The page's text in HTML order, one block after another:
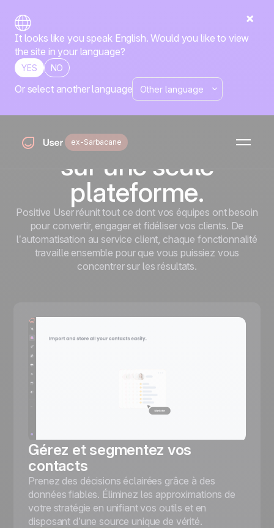
It looks like you speak English. Would you like to view
the site in your language?
YES NO
Or select another language
ex-Sarbacane
Accueil Fonctionnalités
Tout ce dont vos
équipes ont besoin,
sur une seule
plateforme.
Positive User réunit tout ce dont vos équipes ont besoin
pour convertir, engager et fidéliser vos clients. De
l’automatisation au service client, chaque fonctionnalité
travaille ensemble pour que vous puissiez vous
concentrer sur les résultats.
Gérez et segmentez vos
contacts
Prenez des décisions éclairées grâce à des
données fiables. Éliminez les approximations de
votre stratégie en unifiant vos outils et en
disposant d’une source unique de vérité.